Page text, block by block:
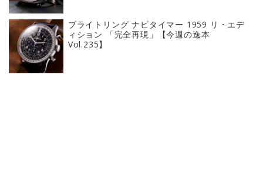
ブライトリング ナビタイマー 1959 リ・エデ
ィション 「完全再現」【今週の逸本
Vol.235】